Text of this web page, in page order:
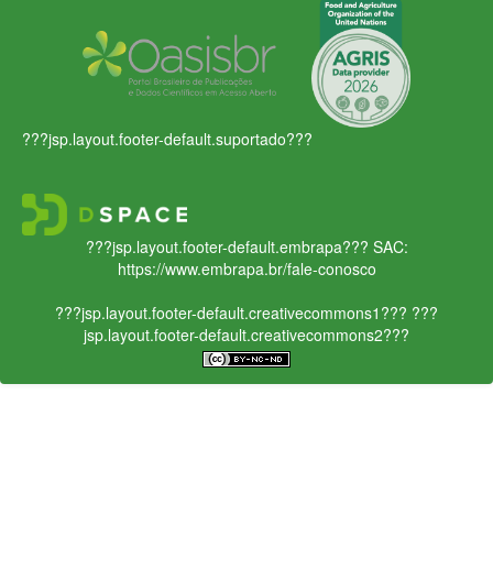
???jsp.layout.footer-default.suportado???
???jsp.layout.footer-default.embrapa??? SAC:
https://www.embrapa.br/fale-conosco
???jsp.layout.footer-default.creativecommons1??? ???
jsp.layout.footer-default.creativecommons2???